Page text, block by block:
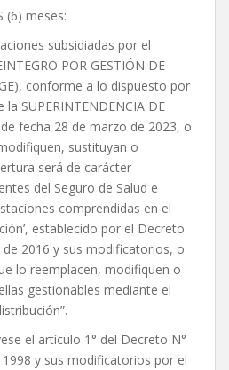
(6) meses:
subsidiadas por el
POR GESTIÓN DE
conforme a lo dispuesto por
SUPERINTENDENCIA DE
de fecha 28 de marzo de 2023, o
sustituyan o
será de carácter
del Seguro de Salud e
comprendidas en el
establecido por el Decreto
2016 y sus modificatorios, o
lo reemplacen, modifiquen o
gestionables mediante el
el artículo 1° del Decreto N°
y sus modificatorios por el